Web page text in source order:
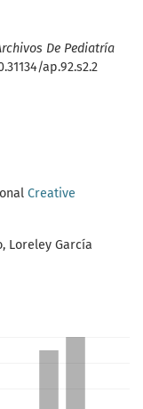
De Pediatría
ap.92.s2.2
Creative
Loreley García